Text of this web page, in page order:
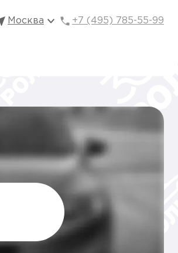
Москва +7 (495) 785-55-99